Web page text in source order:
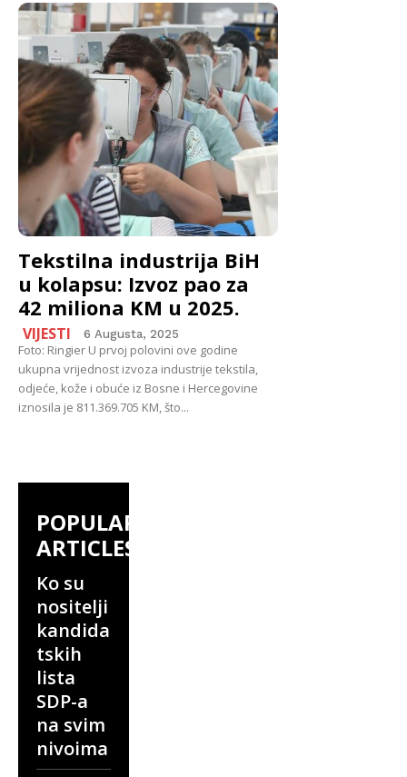
Tekstilna industrija BiH
u kolapsu: Izvoz pao za
42 miliona KM u 2025.
VIJESTI 6 Augusta, 2025
Foto: Ringier U prvoj polovini ove godine
ukupna vrijednost izvoza industrije tekstila,
odjeće, kože i obuće iz Bosne i Hercegovine
iznosila je 811.369.705 KM, što...
POPULAR
ARTICLES
Ko su
nositelji
kandida
tskih
lista
SDP-a
na svim
nivoima